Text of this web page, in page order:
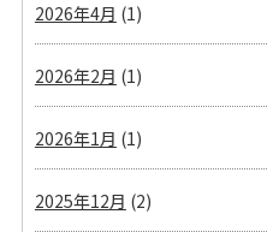
2026年4月 (1)
2026年2月 (1)
2026年1月 (1)
2025年12月 (2)